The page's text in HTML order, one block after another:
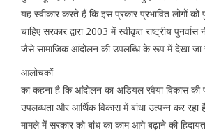
यह स्वीकार करते हैं कि इस प्रकार प्रभावित लोगों को
चाहिए सरकार द्वारा 2003 में स्वीकृत राष्ट्रीय पुनर्वास
जैसे सामाजिक आंदोलन की उपलब्धि के रूप में देखा जा
आलोचकों
का कहना है कि आंदोलन का अडियल रवैया विकास की
उपलब्धता और आर्थिक विकास में बांधा उत्पन्न कर रहा
मामले में सरकार को बांध का काम आगे बढ़ाने की